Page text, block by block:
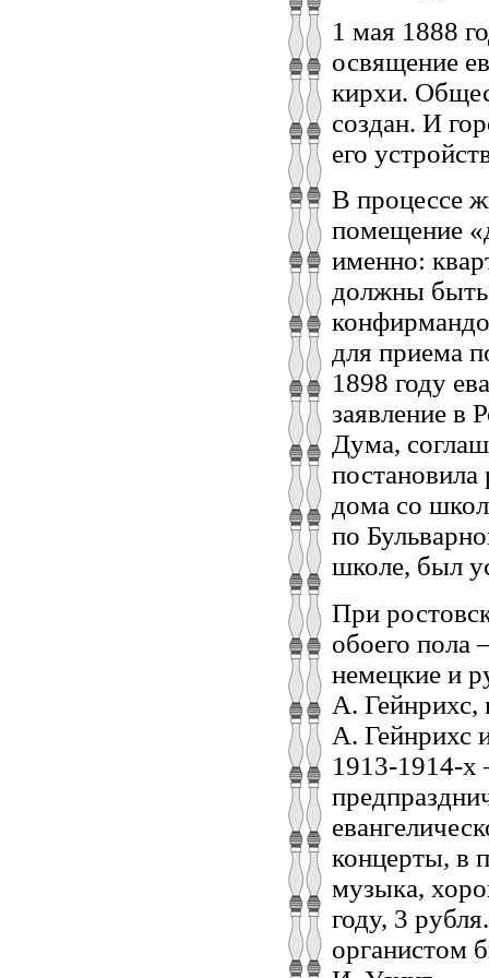
1 мая 1888
освящение
кирхи.
создан. И
его
В процессе
помещение
именно:
должны быть
для приема
1898 году
заявление в
Дума,
постановила
дома со
по
школе, был
При
обоего пола
немецкие и
А.
А. Гейнрихс
1913-1914-х
концерты, в
музыка,
году, 3
органистом